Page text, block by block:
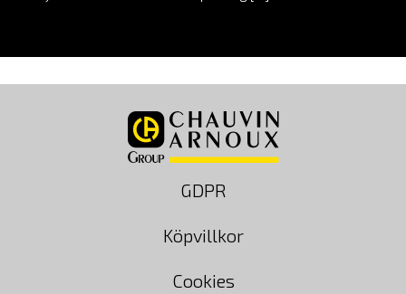
GDPR
Köpvillkor
Cookies